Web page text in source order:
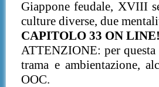
Giappone feudale, XVIII
culture diverse, due
CAPITOLO 33 ON LINE!
ATTENZIONE: per
trama e ambientazione,
OOC.